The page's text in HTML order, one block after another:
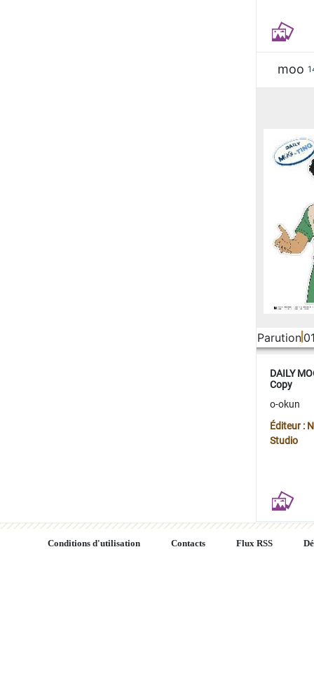
moo
Parution
DAILY
Copy
o-okun
Éditeur :
Studio
Conditions d'utilisation Contacts Flux RSS